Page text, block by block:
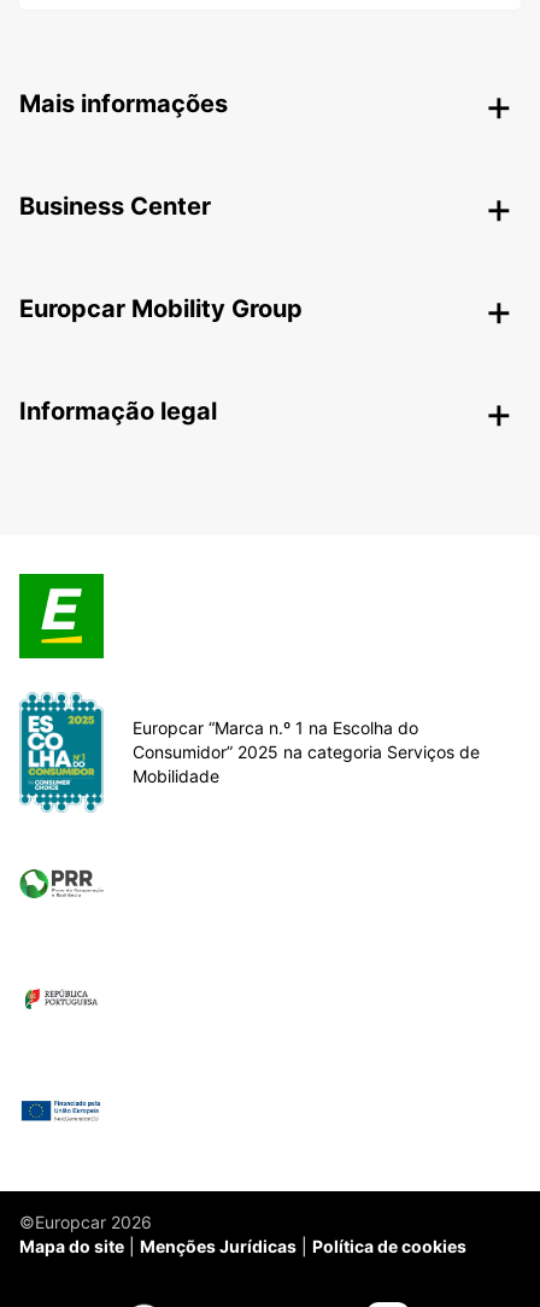
Mais informações
Business Center
Europcar Mobility Group
Informação legal
Europcar “Marca n.º 1 na Escolha do
Consumidor” 2025 na categoria Serviços de
Mobilidade
©Europcar 2026
Mapa do site
Menções Jurídicas Política de cookies